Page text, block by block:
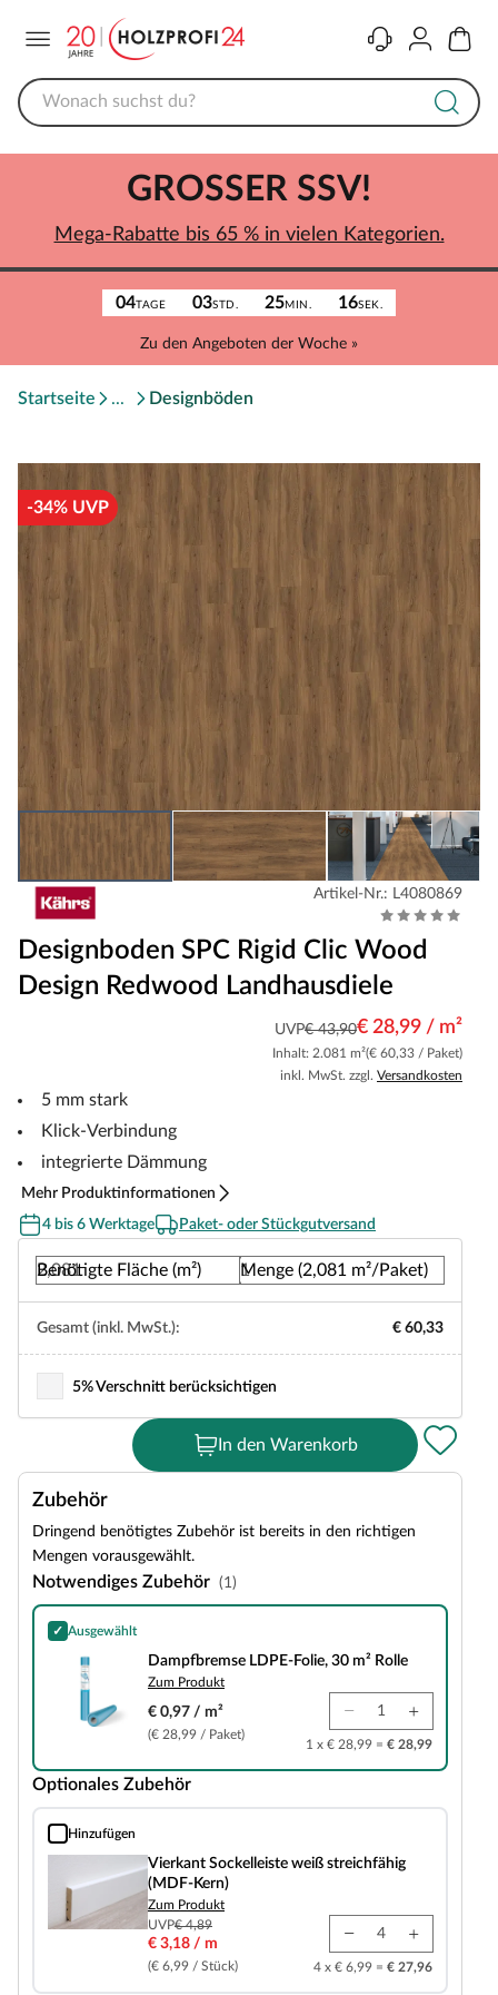
KontaktKonto
04TAGE 03STD. 25MIN. 16SEK.
Zu den Angeboten der Woche »
GROSSER SSV!
Mega-Rabatte bis 65 % in vielen Kategorien.
Startseite Designböden
-34% UVP
Artikel-Nr.: L4080869
Designboden SPC Rigid Clic Wood
Design Redwood Landhausdiele
UVP€ 43,90€ 28,99 / m²
Inhalt: 2.081 m²(€ 60,33 / Paket)
inkl. MwSt. zzgl. Versandkosten
5 mm stark
Klick-Verbindung
integrierte Dämmung
Mehr Produktinformationen
4 bis 6 Werktage
Paket- oder Stückgutversand
Benötigte Fläche (m²) Menge (2,081 m²/Paket)
Gesamt (inkl. MwSt.): € 60,33
5% Verschnitt berücksichtigen
In den Warenkorb
Zubehör
Dringend benötigtes Zubehör ist bereits in den richtigen
Mengen vorausgewählt.
Notwendiges Zubehör (1)
✓ Ausgewählt
Dampfbremse LDPE-Folie, 30 m² Rolle
Dampfbremse LDPE-Folie, 30 m² Rolle
Zum Produkt
€ 0,97 / m²
(€ 28,99 / Paket)
1 x € 28,99 = € 28,99
Optionales Zubehör
Hinzufügen
Vierkant Sockelleiste weiß streichfähig (MDF-Kern)
Vierkant Sockelleiste weiß streichfähig
(MDF-Kern)
Zum Produkt
UVP€ 4,89
€ 3,18 / m
(€ 6,99 / Stück) 4 x € 6,99 = € 27,96